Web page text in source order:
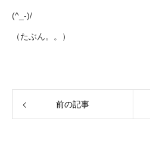
(^_-)/
（たぶん。。）
前の記事